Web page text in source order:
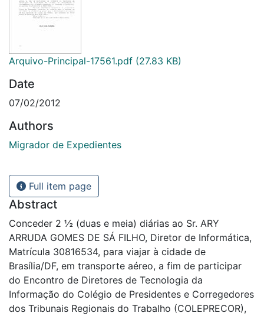
Arquivo-Principal-17561.pdf (27.83 KB)
Date
07/02/2012
Authors
Migrador de Expedientes
Full item page
Abstract
Conceder 2 ½ (duas e meia) diárias ao Sr. ARY
ARRUDA GOMES DE SÁ FILHO, Diretor de Informática,
Matrícula 30816534, para viajar à cidade de
Brasília/DF, em transporte aéreo, a fim de participar
do Encontro de Diretores de Tecnologia da
Informação do Colégio de Presidentes e Corregedores
dos Tribunais Regionais do Trabalho (COLEPRECOR),